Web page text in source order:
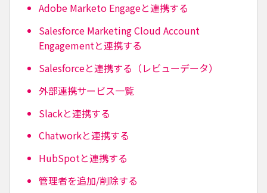
Adobe Marketo Engageと連携する
Salesforce Marketing Cloud Account
Engagementと連携する
Salesforceと連携する（レビューデータ）
外部連携サービス一覧
Slackと連携する
Chatworkと連携する
HubSpotと連携する
管理者を追加/削除する